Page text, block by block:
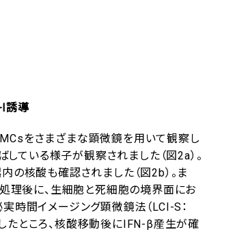
I誘導
をさまざまな顕微鏡を用いて観察し
ている様子が観察されました（図2a）。
の核酸も確認されました（図2b）。ま
理後に、生細胞と死細胞の境界面にお
時間イメージング顕微鏡法（LCI-S：
ところ、核酸移動後にIFN-β産生が確